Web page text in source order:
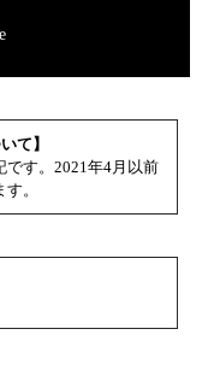
て】
です。2021年4月以前
。